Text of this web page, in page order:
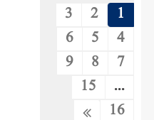
1
2
3
4
5
6
7
8
9
...
15
16